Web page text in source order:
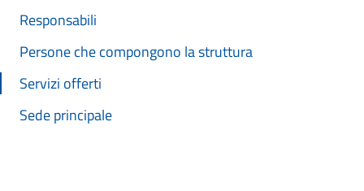
Responsabili
Persone che compongono la struttura
Servizi offerti
Sede principale